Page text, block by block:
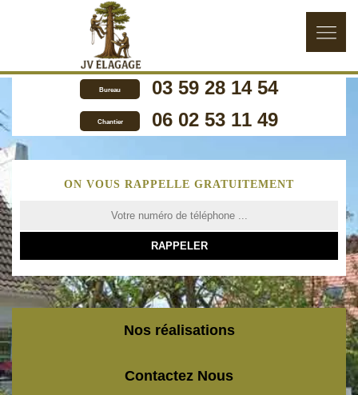
Bureau 03 59 28 14 54
Chantier 06 02 53 11 49
ON VOUS RAPPELLE GRATUITEMENT
Nos réalisations
Contactez Nous